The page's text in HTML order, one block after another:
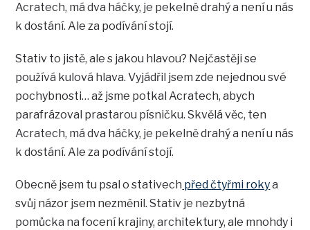
Acratech, má dva háčky, je pekelně drahý a není u nás
k dostání. Ale za podívání stojí.
Stativ to jistě, ale s jakou hlavou? Nejčastěji se
používá kulová hlava. Vyjádřil jsem zde nejednou své
pochybnosti… až jsme potkal Acratech, abych
parafrázoval prastarou písničku. Skvělá věc, ten
Acratech, má dva háčky, je pekelně drahý a není u nás
k dostání. Ale za podívání stojí.
Obecně jsem tu psal o stativech před čtyřmi rokya
svůj názor jsem nezměnil. Stativ je nezbytná
pomůcka na focení krajiny, architektury, ale mnohdy i